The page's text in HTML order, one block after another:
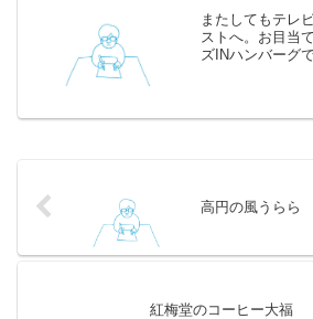
またしてもテレ
ストへ。お目当
ズINハンバーグ
に違わずおいし
高円の風うらら
紅梅堂のコーヒー大福